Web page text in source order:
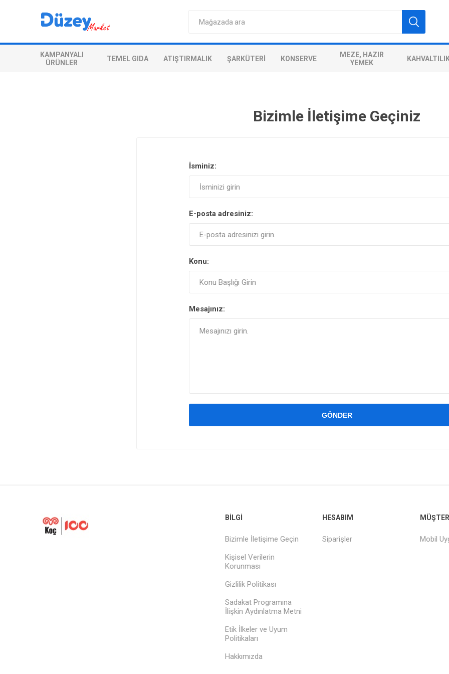
KAMPANYALI
ÜRÜNLER
TEMEL GIDA ATIŞTIRMALIK ŞARKÜTERI KONSERVE
MEZE, HAZIR
YEMEK
Bizimle İletişime Geçiniz
İsminiz:
E-posta adresiniz:
Konu:
Mesajınız:
GÖNDER
BILGI
Bizimle İletişime Geçin
Kişisel Verilerin
Korunması
Gizlilik Politikası
Sadakat Programına
İlişkin Aydınlatma Metni
Etik İlkeler ve Uyum
Politikaları
Hakkımızda
HESABIM
Siparişler Mobil